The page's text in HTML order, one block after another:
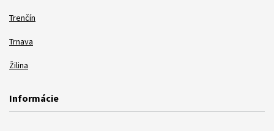
Trenčín
Trnava
Žilina
Informácie